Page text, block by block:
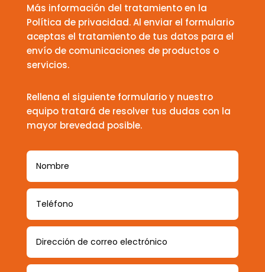
Más información del tratamiento en la
Política de privacidad. Al enviar el formulario
aceptas el tratamiento de tus datos para el
envío de comunicaciones de productos o
servicios.
Rellena el siguiente formulario y nuestro
equipo tratará de resolver tus dudas con la
mayor brevedad posible.